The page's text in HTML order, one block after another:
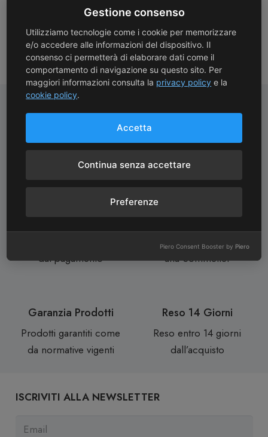
Protezione avanzata con
crittografia SSL
Spedizioni Gratuite
Spedizioni gratuite con
corriere oltre 130 €
Consegne Rapide
dal pagamento
Assistenza Clienti
Assistenza personale da
una Sommelier
Garanzia Prodotti
Prodotti garantiti come
da normative vigenti
Reso 14 Giorni
Reso entro 14 giorni
dall’acquisto
ISCRIVITI ALLA NEWSLETTER
Gestione consenso
Utilizziamo tecnologie come i cookie per memorizzare
e/o accedere alle informazioni del dispositivo. Il
consenso ci permetterà di elaborare dati come il
comportamento di navigazione su questo sito. Per
maggiori informazioni consulta la privacy policy e la
cookie policy.
Accetta
Continua senza accettare
Preferenze
Piero Consent Booster by Piero